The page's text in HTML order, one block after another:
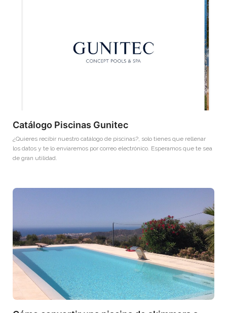
Catálogo Piscinas Gunitec
¿Quieres recibir nuestro catálogo de piscinas?, solo tienes que rellenar
los datos y te lo enviaremos por correo electrónico. Esperamos que te sea
de gran utilidad.